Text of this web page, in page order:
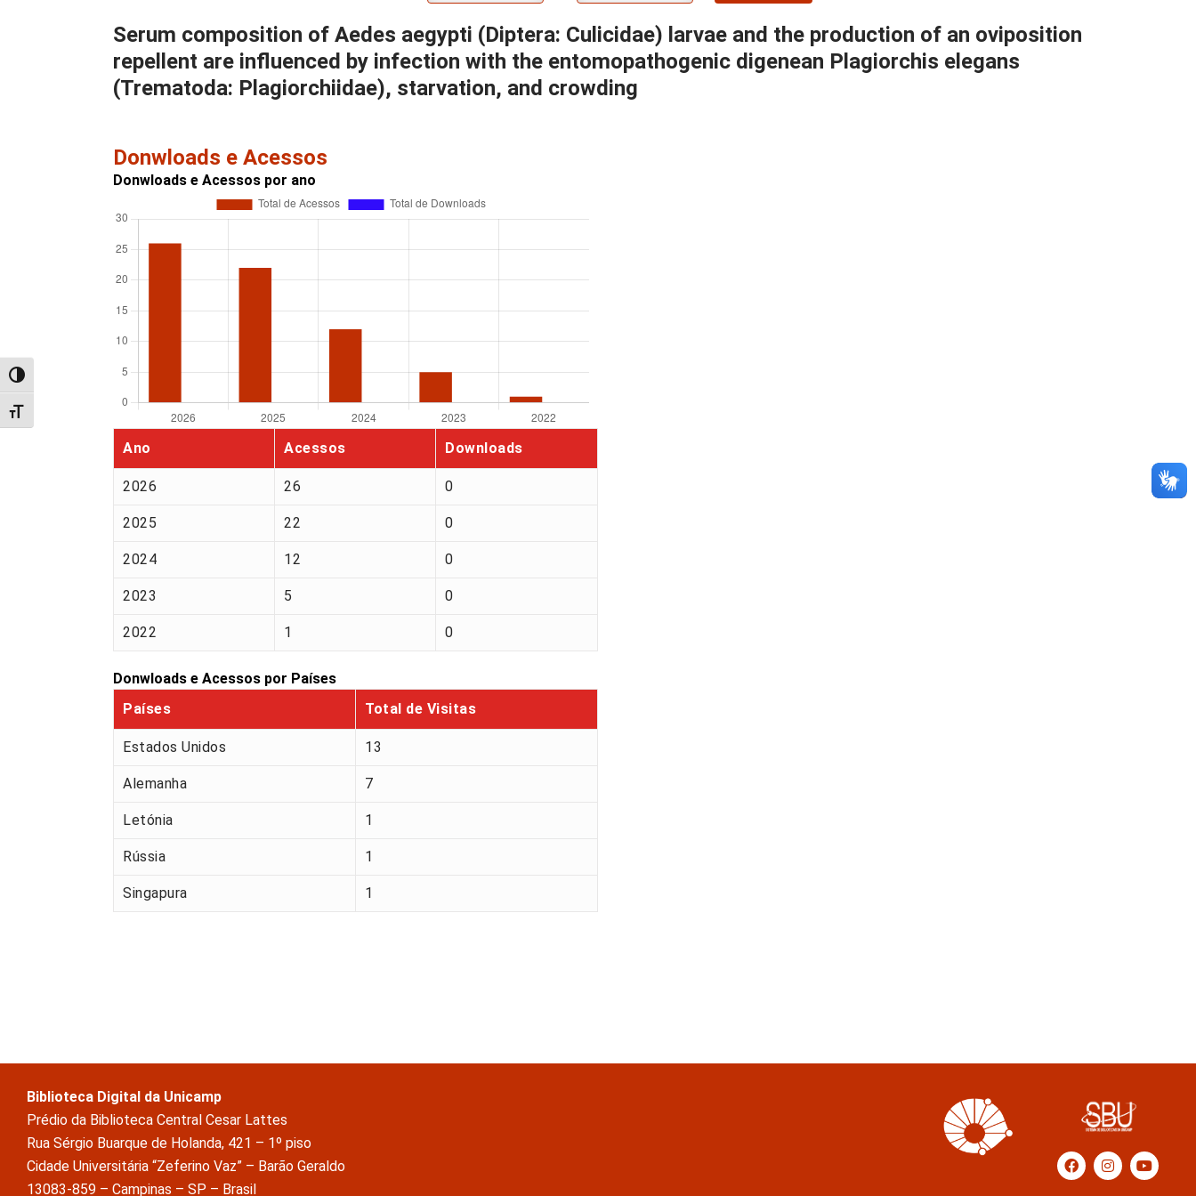
Alternar alto contraste
Alternar tamanho da fonte
Serum composition of Aedes aegypti (Diptera: Culicidae) larvae and the production of an oviposition
repellent are influenced by infection with the entomopathogenic digenean Plagiorchis elegans
(Trematoda: Plagiorchiidae), starvation, and crowding
Donwloads e Acessos
Donwloads e Acessos por ano
Ano Acessos Downloads
2026 26 0
2025 22 0
2024 12 0
2023 5 0
2022 1 0
Donwloads e Acessos por Países
Países
Total de Visitas
Estados Unidos 13
Alemanha 7
Letónia 1
Rússia 1
Singapura 1
Biblioteca Digital da Unicamp
Prédio da Biblioteca Central Cesar Lattes
Rua Sérgio Buarque de Holanda, 421 – 1º piso
Cidade Universitária “Zeferino Vaz” – Barão Geraldo
13083-859 – Campinas – SP – Brasil